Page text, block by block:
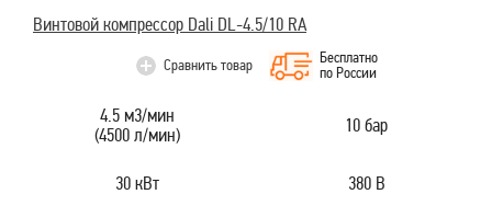
Винтовой компрессор Dali DL-4.5/10 RA
Сравнить товар
Бесплатно
по России
4.5 м3/мин
(4500 л/мин)
10 бар
30 кВт 380 В